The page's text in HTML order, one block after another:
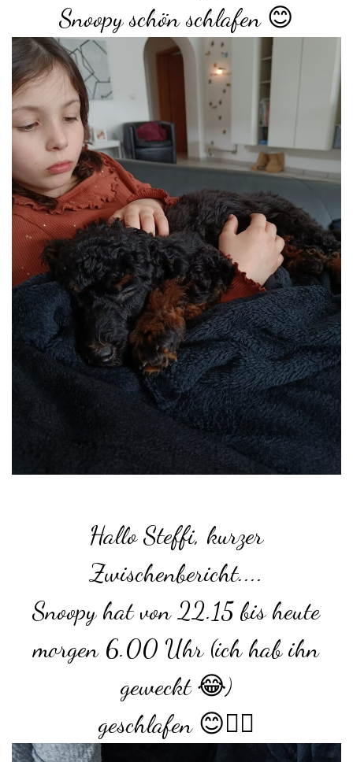
Snoopy schön schlafen 😊
Hallo Steffi, kurzer
Zwischenbericht....
Snoopy hat von 22.15 bis heute
morgen 6.00 Uhr (ich hab ihn
geweckt 😂)
geschlafen 😊👍🏻